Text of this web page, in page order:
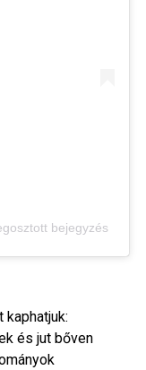
bejegyzés
kaphatjuk:
és jut bőven